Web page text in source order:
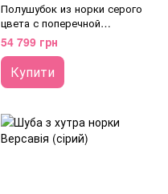
Полушубок из норки серого
цвета с поперечной
выкладкой меха
54 799 грн
Купити